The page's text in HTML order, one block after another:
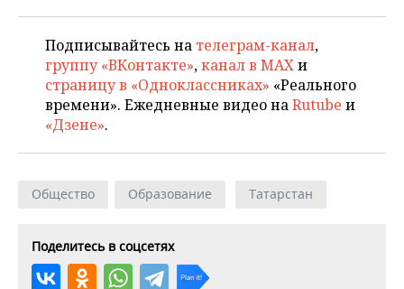
ХОККЕЙ С МЯЧОМ
ПРОИСШЕСТВИЯ
Подписывайтесь на телеграм-канал,
группу «ВКонтакте»,канал в MAXи
страницу в «Одноклассниках» «Реального
времени». Ежедневные видео наRutube и
«Дзене».
Общество Образование Татарстан
Поделитесь в соцсетях